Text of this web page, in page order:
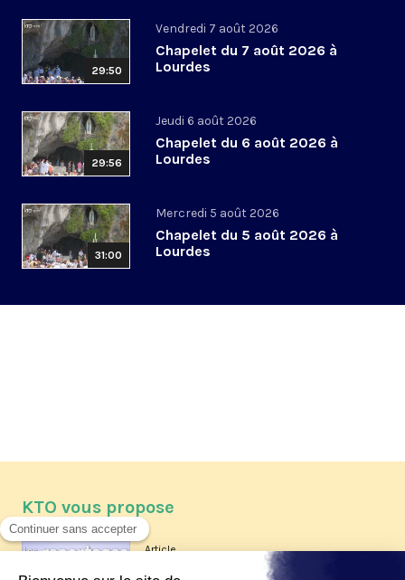
29:50
Vendredi 7 août 2026
Chapelet du 7 août 2026 à
Lourdes
29:56
Jeudi 6 août 2026
Chapelet du 6 août 2026 à
Lourdes
31:00
Mercredi 5 août 2026
Chapelet du 5 août 2026 à
Lourdes
KTO vous propose
Article
Les reportages d'été 2026 de KTO